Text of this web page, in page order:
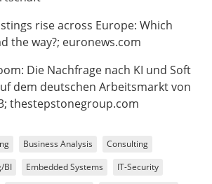
rise across Europe: Which
the way?; euronews.com
Die Nachfrage nach KI und Soft
dem deutschen Arbeitsmarkt von
thestepstonegroup.com
Business Analysis Consulting
Embedded Systems IT-Security